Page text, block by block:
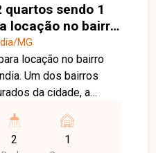
sendo 1
locação no bairro
MG
MG
locação no bairro
Um dos bairros
da cidade, a
além de contar
escolas,
2 1